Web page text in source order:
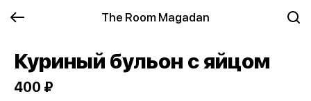
The Room Magadan
Куриный бульон с яйцом
400 ₽